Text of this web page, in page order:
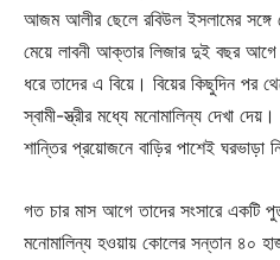
আজম আলীর ছেলে রবিউল ইসলামের সঙ্গে
মেয়ে লাবনী আক্তার লিজার দুই বছর
ধরে তাদের এ বিয়ে। বিয়ের কিছুদিন পর
স্বামী-স্ত্রীর মধ্যে মনোমালিন্য দেখা
শান্তির প্রয়োজনে বাড়ির পাশেই ঘরভাড়া
গত চার মাস আগে তাদের সংসারে একটি
মনোমালিন্য হওয়ায় কোলের সন্তান ৪০